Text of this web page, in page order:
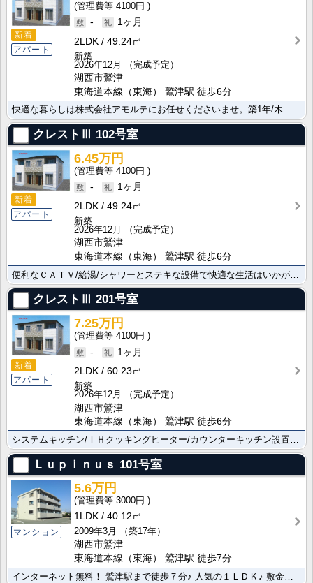
新着
アパート
4100円
-
1ヶ月
2LDK
49.24㎡
新築
2026年12月
（完成予定）
湖西市鷲津
東海道本線（東海） 鷲津駅 徒歩6分
快適な暮らしは株式会社アモルテにお任せくださいませ。築1年/木造/2LDK 魅力的な物件の紹介はこち･･･
クレストⅢ 102号室
新着
アパート
6.45万円
4100円
-
1ヶ月
2LDK
49.24㎡
新築
2026年12月
（完成予定）
湖西市鷲津
東海道本線（東海） 鷲津駅 徒歩6分
クレストⅢ 201号室
新着
アパート
7.25万円
4100円
-
1ヶ月
2LDK
60.23㎡
新築
2026年12月
（完成予定）
湖西市鷲津
東海道本線（東海） 鷲津駅 徒歩6分
Ｌｕｐｉｎｕｓ 101号室
マンション
5.6万円
3000円
1LDK
40.12㎡
2009年3月
（築17年）
湖西市鷲津
東海道本線（東海） 鷲津駅 徒歩7分